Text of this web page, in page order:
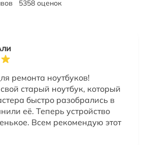
5358 оценок
ремонта ноутбуков!
старый ноутбук, который
быстро разобрались в
её. Теперь устройство
Всем рекомендую этот